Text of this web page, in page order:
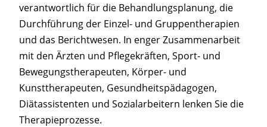
verantwortlich für die Behandlungsplanung, die
Durchführung der Einzel- und Gruppentherapien
und das Berichtwesen. In enger Zusammenarbeit
mit den Ärzten und Pflegekräften, Sport- und
Bewegungstherapeuten, Körper- und
Kunsttherapeuten, Gesundheitspädagogen,
Diätassistenten und Sozialarbeitern lenken Sie die
Therapieprozesse.